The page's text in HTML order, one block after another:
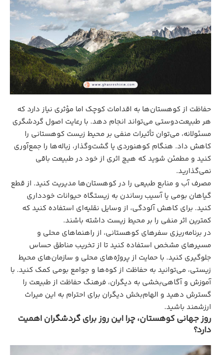
حفاظت از کوهستان‌ها به اقدامات کوچک اما مؤثری نیاز دارد که
هر طبیعت‌دوستی می‌تواند انجام دهد. با رعایت اصول گردشگری
مسئولانه، می‌توان تأثیرات منفی بر محیط‌ زیست کوهستانی را
کاهش داد. هنگام کوهنوردی یا گشت‌وگذار، زباله‌ها را جمع‌آوری
کنید و مطمئن شوید که هیچ اثری از خود در طبیعت باقی
نمی‌گذارید.
مصرف آب و منابع طبیعی را در کوهستان‌ها مدیریت کنید. از قطع
گیاهان بومی یا آسیب رساندن به زیستگاه حیوانات خودداری
کنید. برای کاهش آلودگی، از وسایل نقلیه‌ای استفاده کنید که
کمترین اثر منفی را بر محیط‌ زیست داشته باشند.
در برنامه‌ریزی سفرهای کوهستانی، از راهنماهای محلی و
مسیرهای مشخص استفاده کنید تا از تخریب مناطق حساس
جلوگیری کنید. با حمایت از پروژه‌های محلی و سازمان‌های محیط‌
زیستی، می‌توانید به حفاظت از کوه‌ها و جوامع بومی کمک کنید. با
آموزش و آگاهی‌بخشی به دیگران، فرهنگ حفاظت از طبیعت را
گسترش دهید و الهام‌بخش دیگران برای احترام به این میراث
ارزشمند باشید.
روز جهانی کوهستان، چرا این روز برای گردشگران اهمیت
دارد؟